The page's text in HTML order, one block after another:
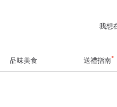
我想
品味美食 送禮指南